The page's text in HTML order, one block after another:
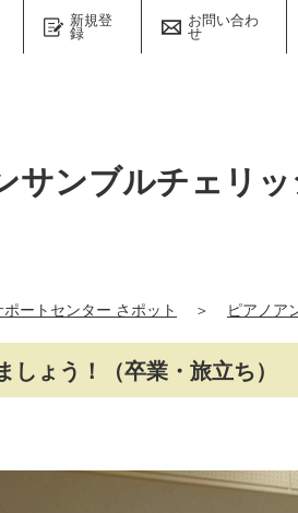
新規登
録
お問い合わ
せ
サンブルチェリッ
ートセンター さポット ＞ ピアノア
しょう！（卒業・旅立ち）